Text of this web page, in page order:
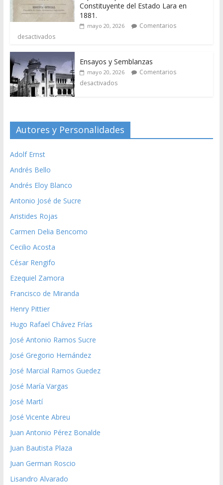
Constituyente del Estado Lara en
1881.
mayo 20, 2026
Comentarios
desactivados
Ensayos y Semblanzas
mayo 20, 2026
Comentarios
desactivados
Autores y Personalidades
Adolf Ernst
Andrés Bello
Andrés Eloy Blanco
Antonio José de Sucre
Aristides Rojas
Carmen Delia Bencomo
Cecilio Acosta
César Rengifo
Ezequiel Zamora
Francisco de Miranda
Henry Pittier
Hugo Rafael Chávez Frías
José Antonio Ramos Sucre
José Gregorio Hernández
José Marcial Ramos Guedez
José María Vargas
José Martí
José Vicente Abreu
Juan Antonio Pérez Bonalde
Juan Bautista Plaza
Juan German Roscio
Lisandro Alvarado